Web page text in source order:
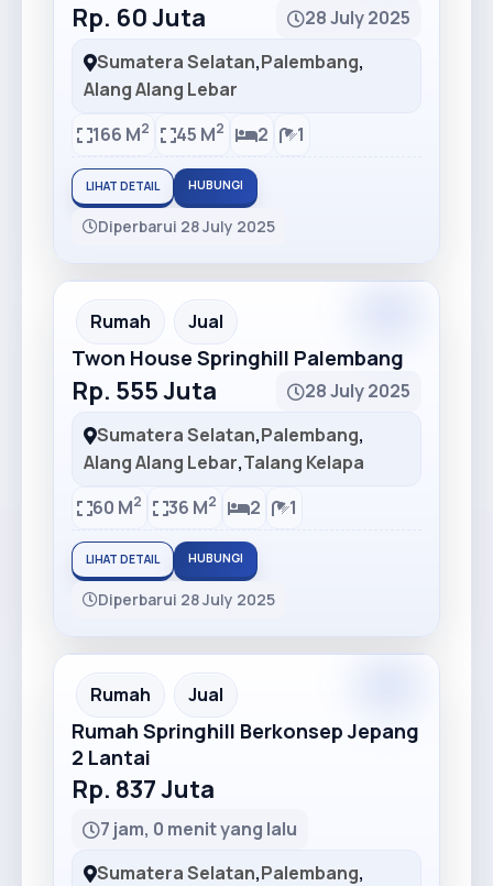
Rp. 60 Juta
28 July 2025
Sumatera Selatan,Palembang,
Alang Alang Lebar
166 M2 45 M2 2 1
LIHAT DETAIL HUBUNGI
Diperbarui 28 July 2025
Recommended
Rumah Jual
Twon House Springhill Palembang
Rp. 555 Juta
28 July 2025
Sumatera Selatan,Palembang,
Alang Alang Lebar,Talang Kelapa
60 M2 36 M2 2 1
LIHAT DETAIL HUBUNGI
Diperbarui 28 July 2025
Recommended
Rumah Jual
Rumah Springhill Berkonsep Jepang
2 Lantai
Rp. 837 Juta
7 jam, 0 menit yang lalu
Sumatera Selatan,Palembang,